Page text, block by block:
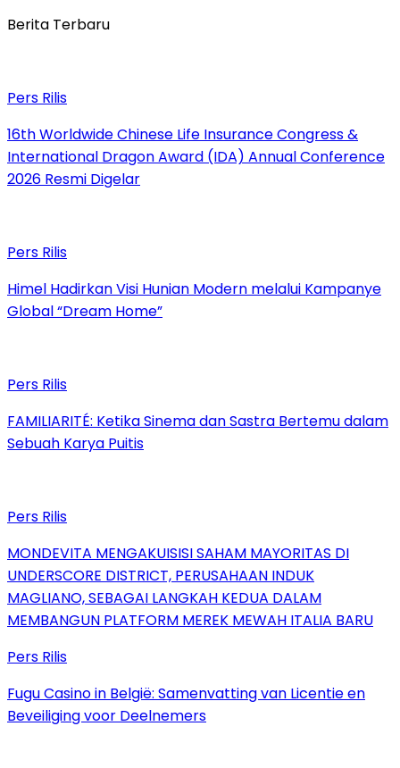
Berita Terbaru
Pers Rilis
16th Worldwide Chinese Life Insurance Congress &
International Dragon Award (IDA) Annual Conference
2026 Resmi Digelar
Pers Rilis
Himel Hadirkan Visi Hunian Modern melalui Kampanye
Global “Dream Home”
Pers Rilis
FAMILIARITÉ: Ketika Sinema dan Sastra Bertemu dalam
Sebuah Karya Puitis
Pers Rilis
MONDEVITA MENGAKUISISI SAHAM MAYORITAS DI
UNDERSCORE DISTRICT, PERUSAHAAN INDUK
MAGLIANO, SEBAGAI LANGKAH KEDUA DALAM
MEMBANGUN PLATFORM MEREK MEWAH ITALIA BARU
Pers Rilis
Fugu Casino in België: Samenvatting van Licentie en
Beveiliging voor Deelnemers